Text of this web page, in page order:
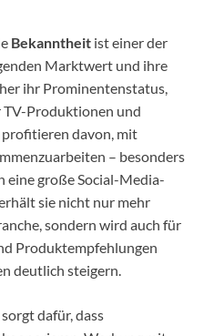
Bekanntheit ist einer der
Marktwert und ihre
ihr Prominentenstatus,
Produktionen und
davon, mit
– besonders
eine große Social-Media-
sie nicht nur mehr
sondern wird auch für
Produktempfehlungen
deutlich steigern.
sorgt dafür, dass